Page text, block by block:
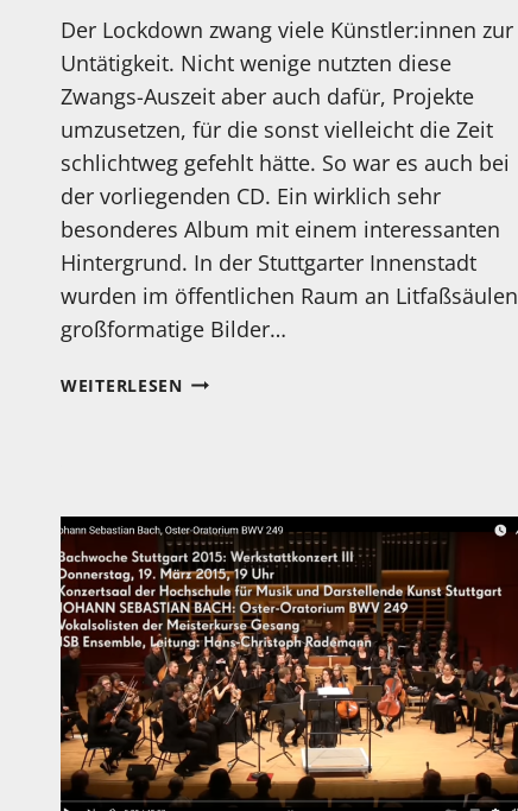
Der Lockdown zwang viele Künstler:innen zur
Untätigkeit. Nicht wenige nutzten diese
Zwangs-Auszeit aber auch dafür, Projekte
umzusetzen, für die sonst vielleicht die Zeit
schlichtweg gefehlt hätte. So war es auch bei
der vorliegenden CD. Ein wirklich sehr
besonderes Album mit einem interessanten
Hintergrund. In der Stuttgarter Innenstadt
wurden im öffentlichen Raum an Litfaßsäulen
großformatige Bilder…
WEITERLESENMEIN